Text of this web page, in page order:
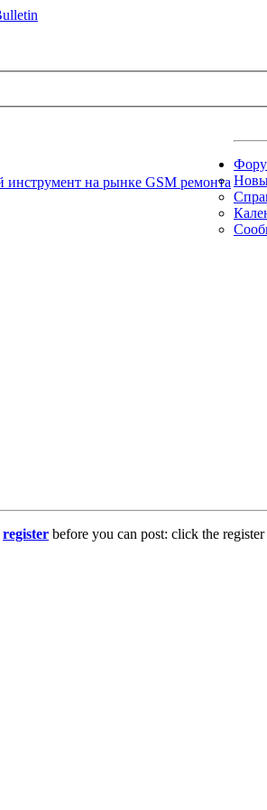
register before you can post: click the